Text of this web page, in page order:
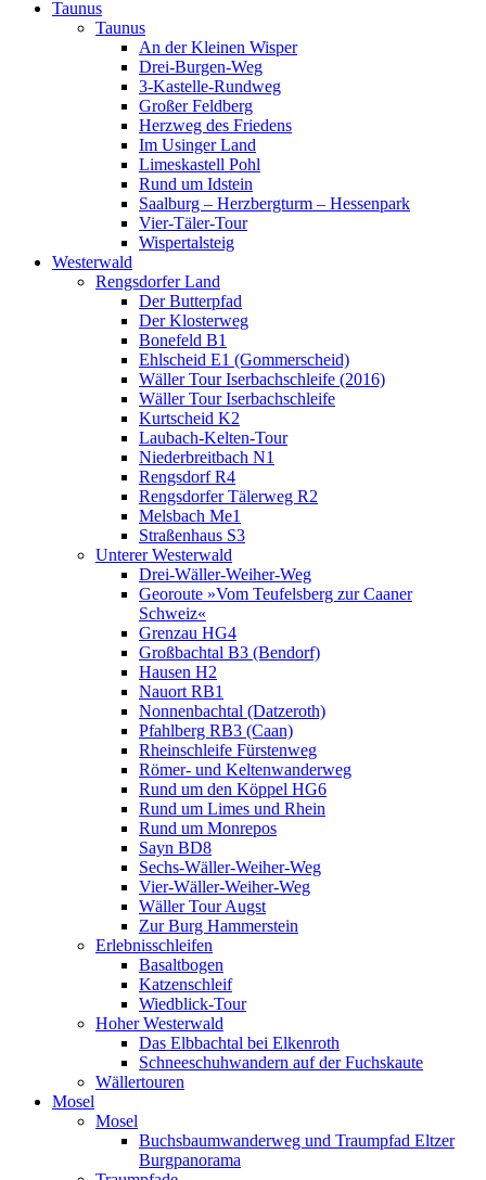
Taunus
Taunus
An der Kleinen Wisper
Drei-Burgen-Weg
3-Kastelle-Rundweg
Großer Feldberg
Herzweg des Friedens
Im Usinger Land
Limeskastell Pohl
Rund um Idstein
Saalburg – Herzbergturm – Hessenpark
Vier-Täler-Tour
Wispertalsteig
Westerwald
Rengsdorfer Land
Der Butterpfad
Der Klosterweg
Bonefeld B1
Ehlscheid E1 (Gommerscheid)
Wäller Tour Iserbachschleife (2016)
Wäller Tour Iserbachschleife
Kurtscheid K2
Laubach-Kelten-Tour
Niederbreitbach N1
Rengsdorf R4
Rengsdorfer Tälerweg R2
Melsbach Me1
Straßenhaus S3
Unterer Westerwald
Drei-Wäller-Weiher-Weg
Georoute »Vom Teufelsberg zur Caaner
Schweiz«
Grenzau HG4
Großbachtal B3 (Bendorf)
Hausen H2
Nauort RB1
Nonnenbachtal (Datzeroth)
Pfahlberg RB3 (Caan)
Rheinschleife Fürstenweg
Römer- und Keltenwanderweg
Rund um den Köppel HG6
Rund um Limes und Rhein
Rund um Monrepos
Sayn BD8
Sechs-Wäller-Weiher-Weg
Vier-Wäller-Weiher-Weg
Wäller Tour Augst
Zur Burg Hammerstein
Erlebnisschleifen
Basaltbogen
Katzenschleif
Wiedblick-Tour
Hoher Westerwald
Das Elbbachtal bei Elkenroth
Schneeschuhwandern auf der Fuchskaute
Wällertouren
Mosel
Mosel
Buchsbaumwanderweg und Traumpfad Eltzer
Burgpanorama